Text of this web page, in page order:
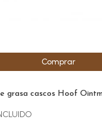
grasa cascos Hoof
Comprar